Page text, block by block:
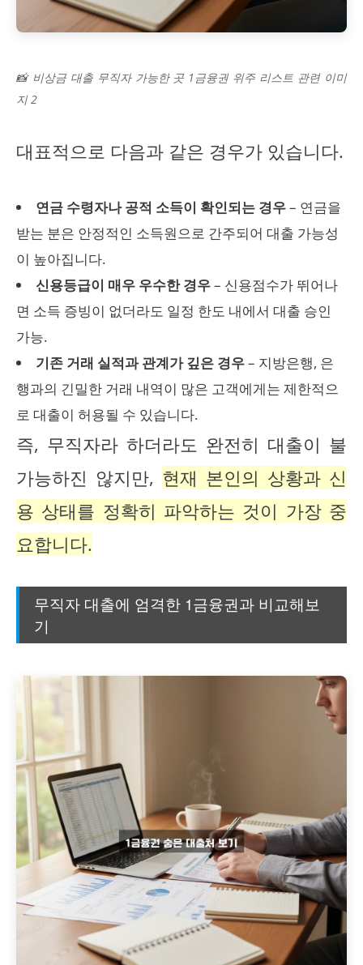
📸 비상금 대출 무직자 가능한 곳 1금융권 위주 리스트 관련 이미
지 2
대표적으로 다음과 같은 경우가 있습니다.
연금 수령자나 공적 소득이 확인되는 경우– 연금을
받는 분은 안정적인 소득원으로 간주되어 대출 가능성
이 높아집니다.
신용등급이 매우 우수한 경우– 신용점수가 뛰어나
면 소득 증빙이 없더라도 일정 한도 내에서 대출 승인
가능.
기존 거래 실적과 관계가 깊은 경우– 지방은행, 은
행과의 긴밀한 거래 내역이 많은 고객에게는 제한적으
로 대출이 허용될 수 있습니다.
즉, 무직자라 하더라도 완전히 대출이 불
가능하진 않지만, 현재 본인의 상황과 신
용 상태를 정확히 파악하는 것이 가장 중
요합니다.
무직자 대출에 엄격한 1금융권과 비교해보
기